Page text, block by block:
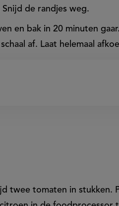
de randjes weg.
en bak in 20 minuten
af. Laat helemaal
twee tomaten in stukken.